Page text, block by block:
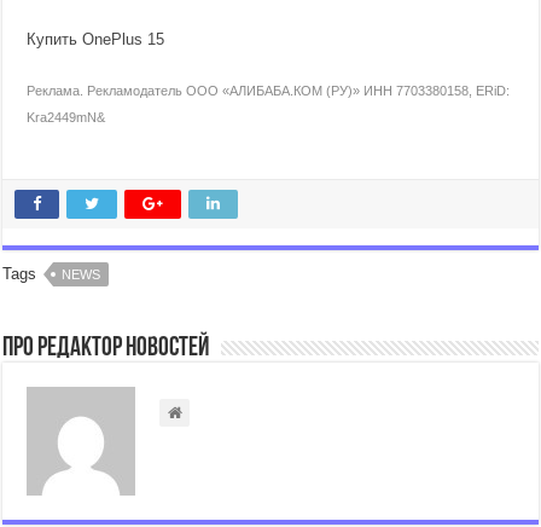
Купить OnePlus 15
Реклама. Рекламодатель ООО «АЛИБАБА.КОМ (РУ)» ИНН 7703380158, ERiD:
Kra2449mN&
Tags NEWS
Про Редактор Новостей